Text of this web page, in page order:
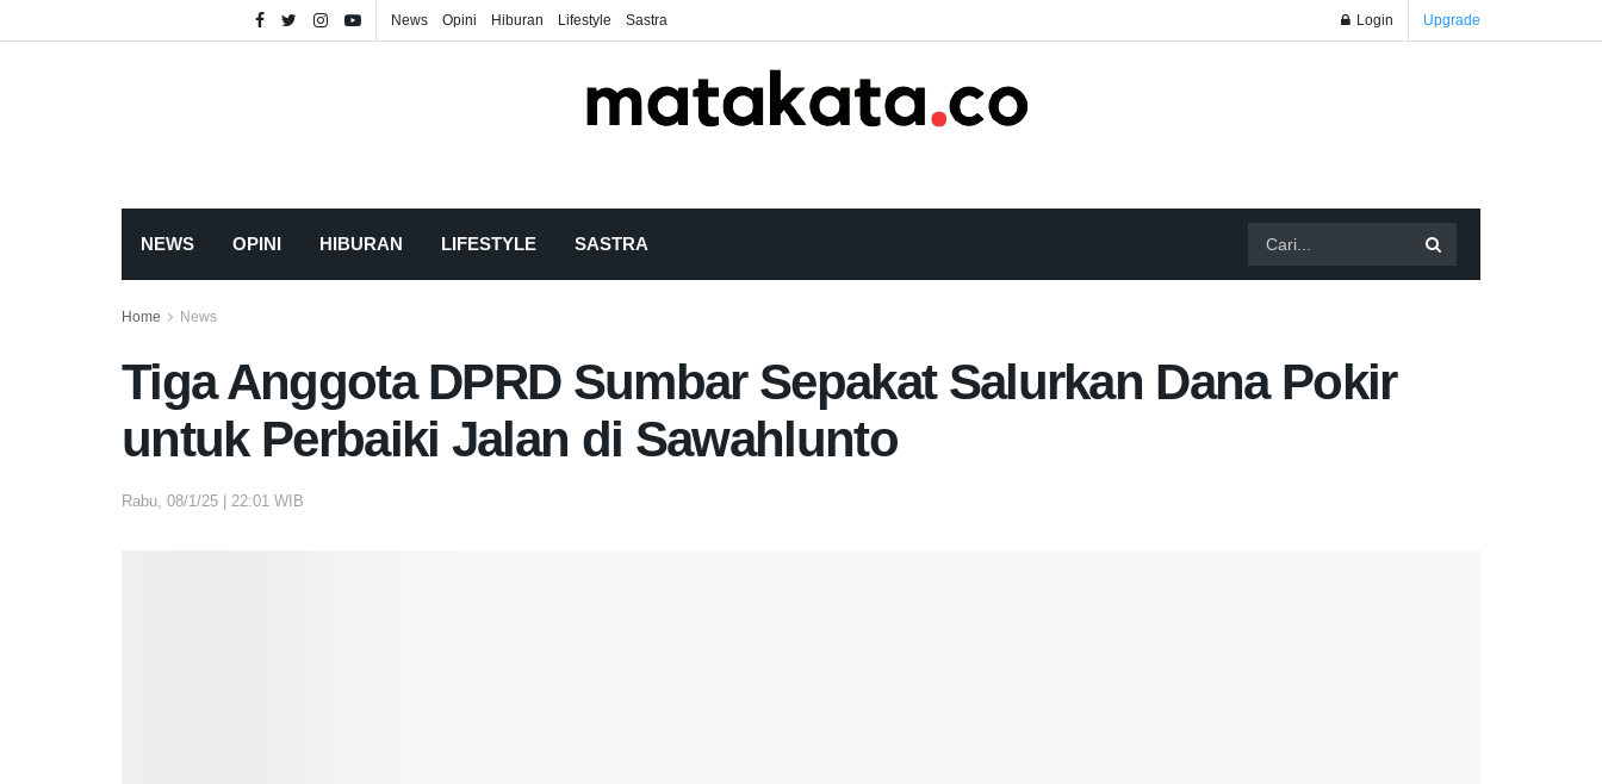
News Opini Hiburan Lifestyle Sastra Login Upgrade
NEWS OPINI HIBURAN LIFESTYLE SASTRA
Home News
Tiga Anggota DPRD Sumbar Sepakat Salurkan Dana Pokir
untuk Perbaiki Jalan di Sawahlunto
Rabu, 08/1/25 | 22:01 WIB